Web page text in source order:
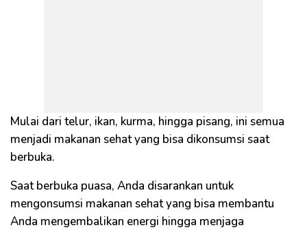
Mulai dari telur, ikan, kurma, hingga pisang, ini semua
menjadi makanan sehat yang bisa dikonsumsi saat
berbuka.
Saat berbuka puasa, Anda disarankan untuk
mengonsumsi makanan sehat yang bisa membantu
Anda mengembalikan energi hingga menjaga